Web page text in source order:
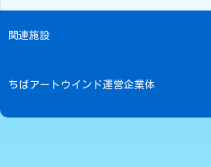
関連施設
ちばアートウインド運営企業体